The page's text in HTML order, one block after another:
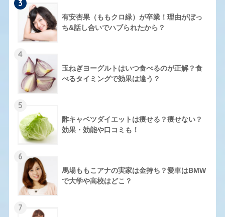
3
有安杏果（ももクロ緑）が卒業！理由がぼっ
ち&話し合いでハブられたから？
4
玉ねぎヨーグルトはいつ食べるのが正解？食
べるタイミングで効果は違う？
5
酢キャベツダイエットは痩せる？痩せない？
効果・効能や口コミも！
6
馬場ももこアナの実家は金持ち？愛車はBMW
で大学や高校はどこ？
7